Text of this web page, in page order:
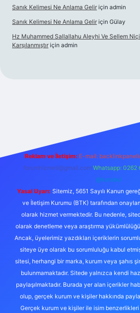
Sanık Kelimesi Ne Anlama Gelir için admin
Sanık Kelimesi Ne Anlama Gelir için Gülay
Hz Muhammed Sallallahu Aleyhi Ve Sellem
Karşılanmıştır için admin
Reklam ve İletişim: E-mail:
forumhizmeti@gmail.com Whatsapp: 0262
@karabul
Yasal Uyarı: Sitemiz, 5651 Sayılı Kanun
ve İletişim Kurumu (BTK) tarafından
olarak hizmet vermektedir. Bu nedenle,
olarak denetleme veya araştırma
Ancak, üyelerimiz yazdıkları içeriklerin
siteye üye olarak bu sorumluluğu kabul
sitesi, herhangi bir marka, kurum veya şahıs
bulunmamaktadır. Sitede yalnızca kendi
paylaşılmaktadır. Burada yer alan içerikler
olup, gerçek kurum ve kişiler hakkında
Gerçek kurum ve kişiler ile isim